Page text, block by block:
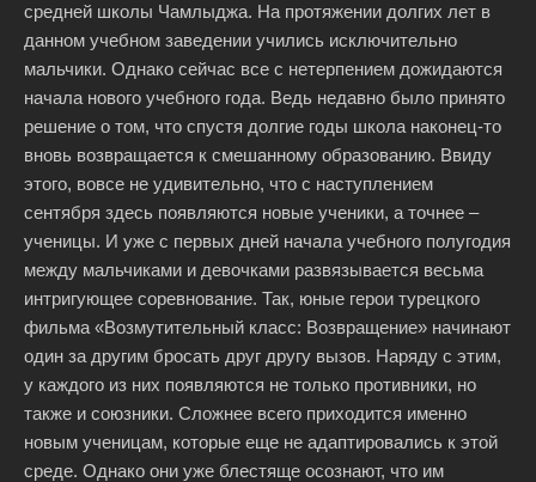
средней школы Чамлыджа. На протяжении долгих лет в
данном учебном заведении учились исключительно
мальчики. Однако сейчас все с нетерпением дожидаются
начала нового учебного года. Ведь недавно было принято
решение о том, что спустя долгие годы школа наконец-то
вновь возвращается к смешанному образованию. Ввиду
этого, вовсе не удивительно, что с наступлением
сентября здесь появляются новые ученики, а точнее –
ученицы. И уже с первых дней начала учебного полугодия
между мальчиками и девочками развязывается весьма
интригующее соревнование. Так, юные герои турецкого
фильма «Возмутительный класс: Возвращение» начинают
один за другим бросать друг другу вызов. Наряду с этим,
у каждого из них появляются не только противники, но
также и союзники. Сложнее всего приходится именно
новым ученицам, которые еще не адаптировались к этой
среде. Однако они уже блестяще осознают, что им